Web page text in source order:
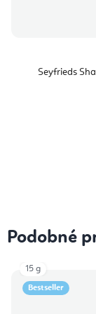
Seyfrieds
Podobné
Bestseller
15 g